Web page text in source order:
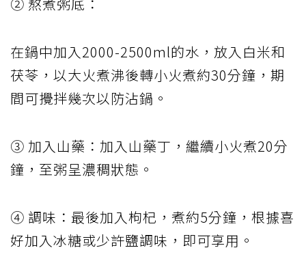
在鍋中加入2000-2500ml的水，放入白米和
茯苓，以大火煮沸後轉小火煮約30分鐘，期
間可攪拌幾次以防沾鍋。
③ 加入山藥：加入山藥丁，繼續小火煮20分
鐘，至粥呈濃稠狀態。
④ 調味：最後加入枸杞，煮約5分鐘，根據喜
好加入冰糖或少許鹽調味，即可享用。